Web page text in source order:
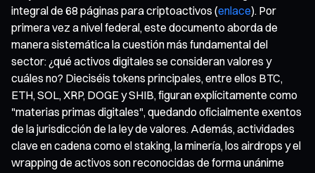
integral de 68 páginas para criptoactivos (enlace). Por
primera vez a nivel federal, este documento aborda de
manera sistemática la cuestión más fundamental del
sector: ¿qué activos digitales se consideran valores y
cuáles no? Dieciséis tokens principales, entre ellos BTC,
ETH, SOL, XRP, DOGE y SHIB, figuran explícitamente como
"materias primas digitales", quedando oficialmente exentos
de la jurisdicción de la ley de valores. Además, actividades
clave en cadena como el staking, la minería, los airdrops y el
wrapping de activos son reconocidas de forma unánime